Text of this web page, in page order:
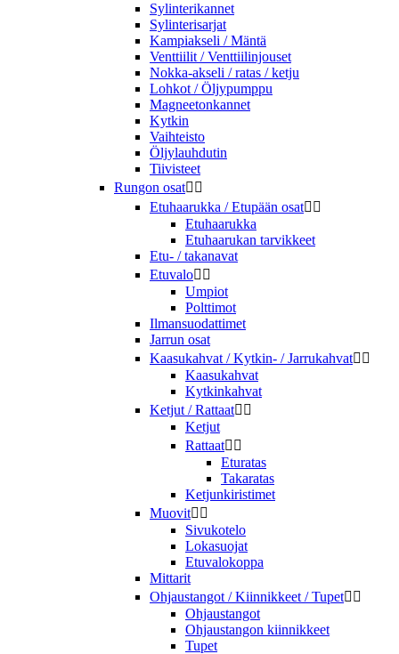
Sylinterikannet
Sylinterisarjat
Kampiakseli / Mäntä
Venttiilit / Venttiilinjouset
Nokka-akseli / ratas / ketju
Lohkot / Öljypumppu
Magneetonkannet
Kytkin
Vaihteisto
Öljylauhdutin
Tiivisteet
Rungon osat 
Etuhaarukka / Etupään osat 
Etuhaarukka
Etuhaarukan tarvikkeet
Etu- / takanavat
Etuvalo 
Umpiot
Polttimot
Ilmansuodattimet
Jarrun osat
Kaasukahvat / Kytkin- / Jarrukahvat 
Kaasukahvat
Kytkinkahvat
Ketjut / Rattaat 
Ketjut
Rattaat 
Eturatas
Takaratas
Ketjunkiristimet
Muovit 
Sivukotelo
Lokasuojat
Etuvalokoppa
Mittarit
Ohjaustangot / Kiinnikkeet / Tupet 
Ohjaustangot
Ohjaustangon kiinnikkeet
Tupet